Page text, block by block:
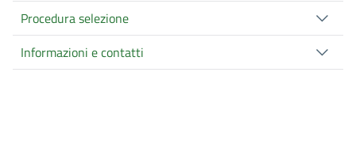
Procedura selezione
Informazioni e contatti